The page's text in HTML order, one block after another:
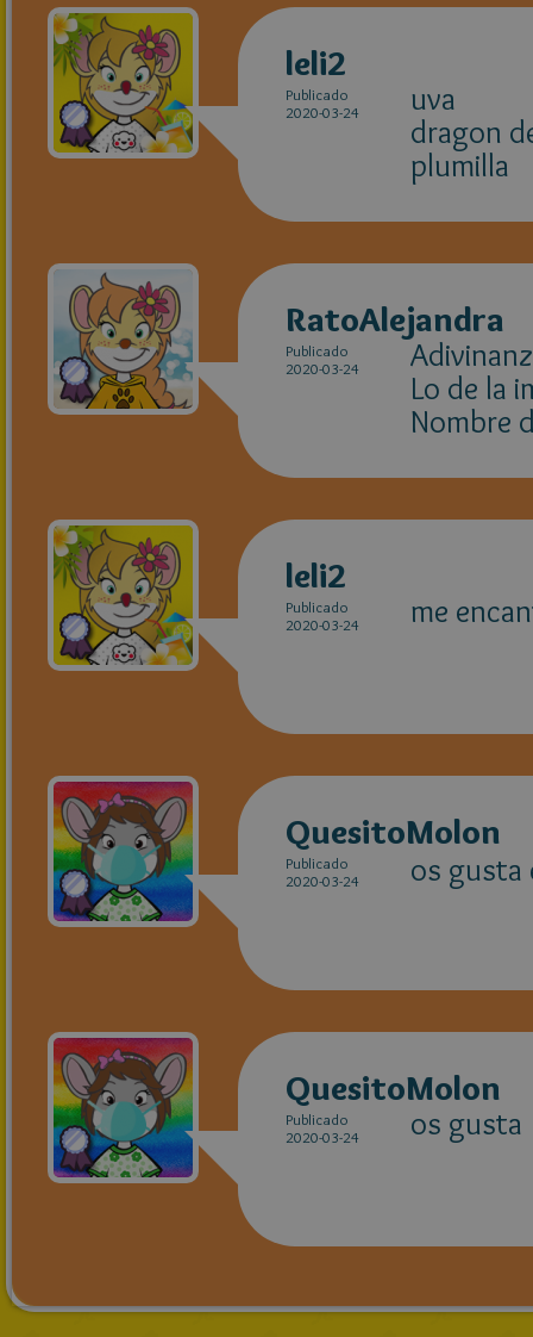
leli2
Publicado
2020-03-24
uva
dragon
plumilla
RatoAlejandra
Publicado
2020-03-24
Lo de la
Nombre
leli2
Publicado
2020-03-24
me
QuesitoMolon
Publicado
2020-03-24
os gusta
QuesitoMolon
Publicado
2020-03-24
os gusta